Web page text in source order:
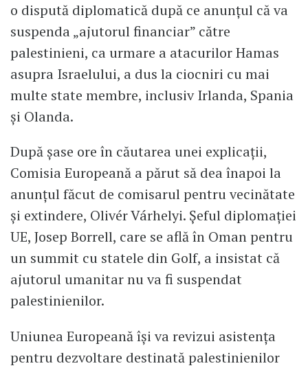
o dispută diplomatică după ce anunțul că va
suspenda „ajutorul financiar” către
palestinieni, ca urmare a atacurilor Hamas
asupra Israelului, a dus la ciocniri cu mai
multe state membre, inclusiv Irlanda, Spania
și Olanda.
După șase ore în căutarea unei explicații,
Comisia Europeană a părut să dea înapoi la
anunțul făcut de comisarul pentru vecinătate
și extindere, Olivér Várhelyi. Șeful diplomației
UE, Josep Borrell, care se află în Oman pentru
un summit cu statele din Golf, a insistat că
ajutorul umanitar nu va fi suspendat
palestinienilor.
Uniunea Europeană îşi va revizui asistenţa
pentru dezvoltare destinată palestinienilor